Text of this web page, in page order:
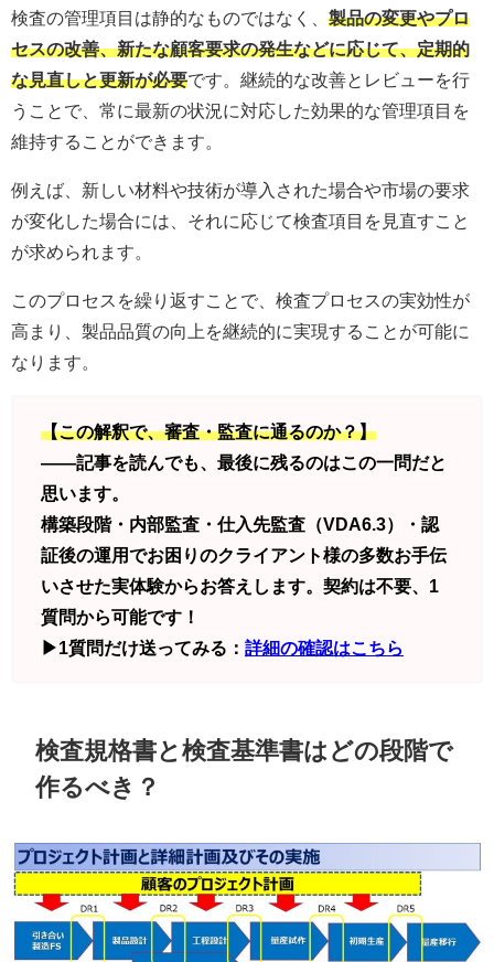
検査の管理項目は静的なものではなく、 製品の変更やプロ
セスの改善、新たな顧客要求の発生などに応じて、定期的
な見直しと更新が必要です。継続的な改善とレビューを行
うことで、常に最新の状況に対応した効果的な管理項目を
維持することができます。
例えば、新しい材料や技術が導入された場合や市場の要求
が変化した場合には、それに応じて検査項目を見直すこと
が求められます。
このプロセスを繰り返すことで、検査プロセスの実効性が
高まり、製品品質の向上を継続的に実現することが可能に
なります。
【この解釈で、審査・監査に通るのか？】
——記事を読んでも、最後に残るのはこの一問だと
思います。
構築段階・内部監査・仕入先監査（VDA6.3）・認
証後の運用でお困りのクライアント様の多数お手伝
いさせた実体験からお答えします。契約は不要、1
質問から可能です！
▶1質問だけ送ってみる： 詳細の確認はこちら
検査規格書と検査基準書はどの段階で
作るべき？